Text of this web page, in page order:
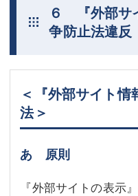
６ 『外部サ
争防止法違反
＜『外部サイト
法＞
あ 原則
『外部サイトの表示